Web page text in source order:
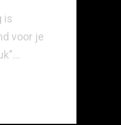
is
voor je